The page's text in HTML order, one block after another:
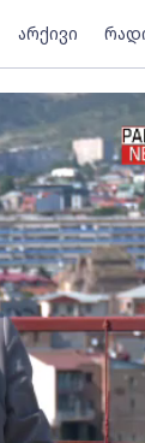
არქივი